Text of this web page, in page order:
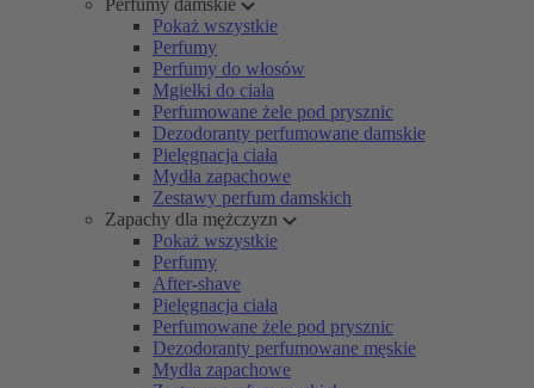
Perfumy damskie
Pokaż wszystkie
Perfumy
Perfumy do włosów
Mgiełki do ciała
Perfumowane żele pod prysznic
Dezodoranty perfumowane damskie
Pielęgnacja ciała
Mydła zapachowe
Zestawy perfum damskich
Zapachy dla mężczyzn
Pokaż wszystkie
Perfumy
After-shave
Pielęgnacja ciała
Perfumowane żele pod prysznic
Dezodoranty perfumowane męskie
Mydła zapachowe